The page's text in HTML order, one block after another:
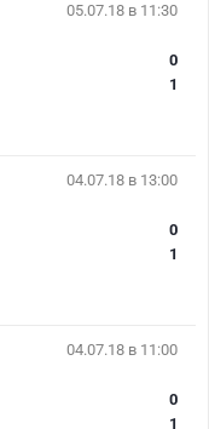
05.07.18 в 11:30
0
1
04.07.18 в 13:00
0
1
04.07.18 в 11:00
0
1